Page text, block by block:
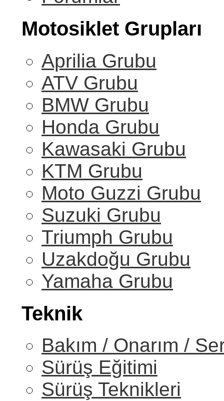
Motosiklet Grupları
Aprilia Grubu
ATV Grubu
BMW Grubu
Honda Grubu
Kawasaki Grubu
KTM Grubu
Moto Guzzi Grubu
Suzuki Grubu
Triumph Grubu
Uzakdoğu Grubu
Yamaha Grubu
Teknik
Bakım / Onarım /
Sürüş Eğitimi
Sürüş Teknikleri